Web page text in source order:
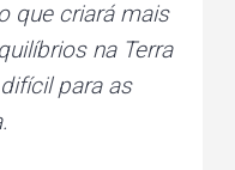
que criará mais
na Terra
para as